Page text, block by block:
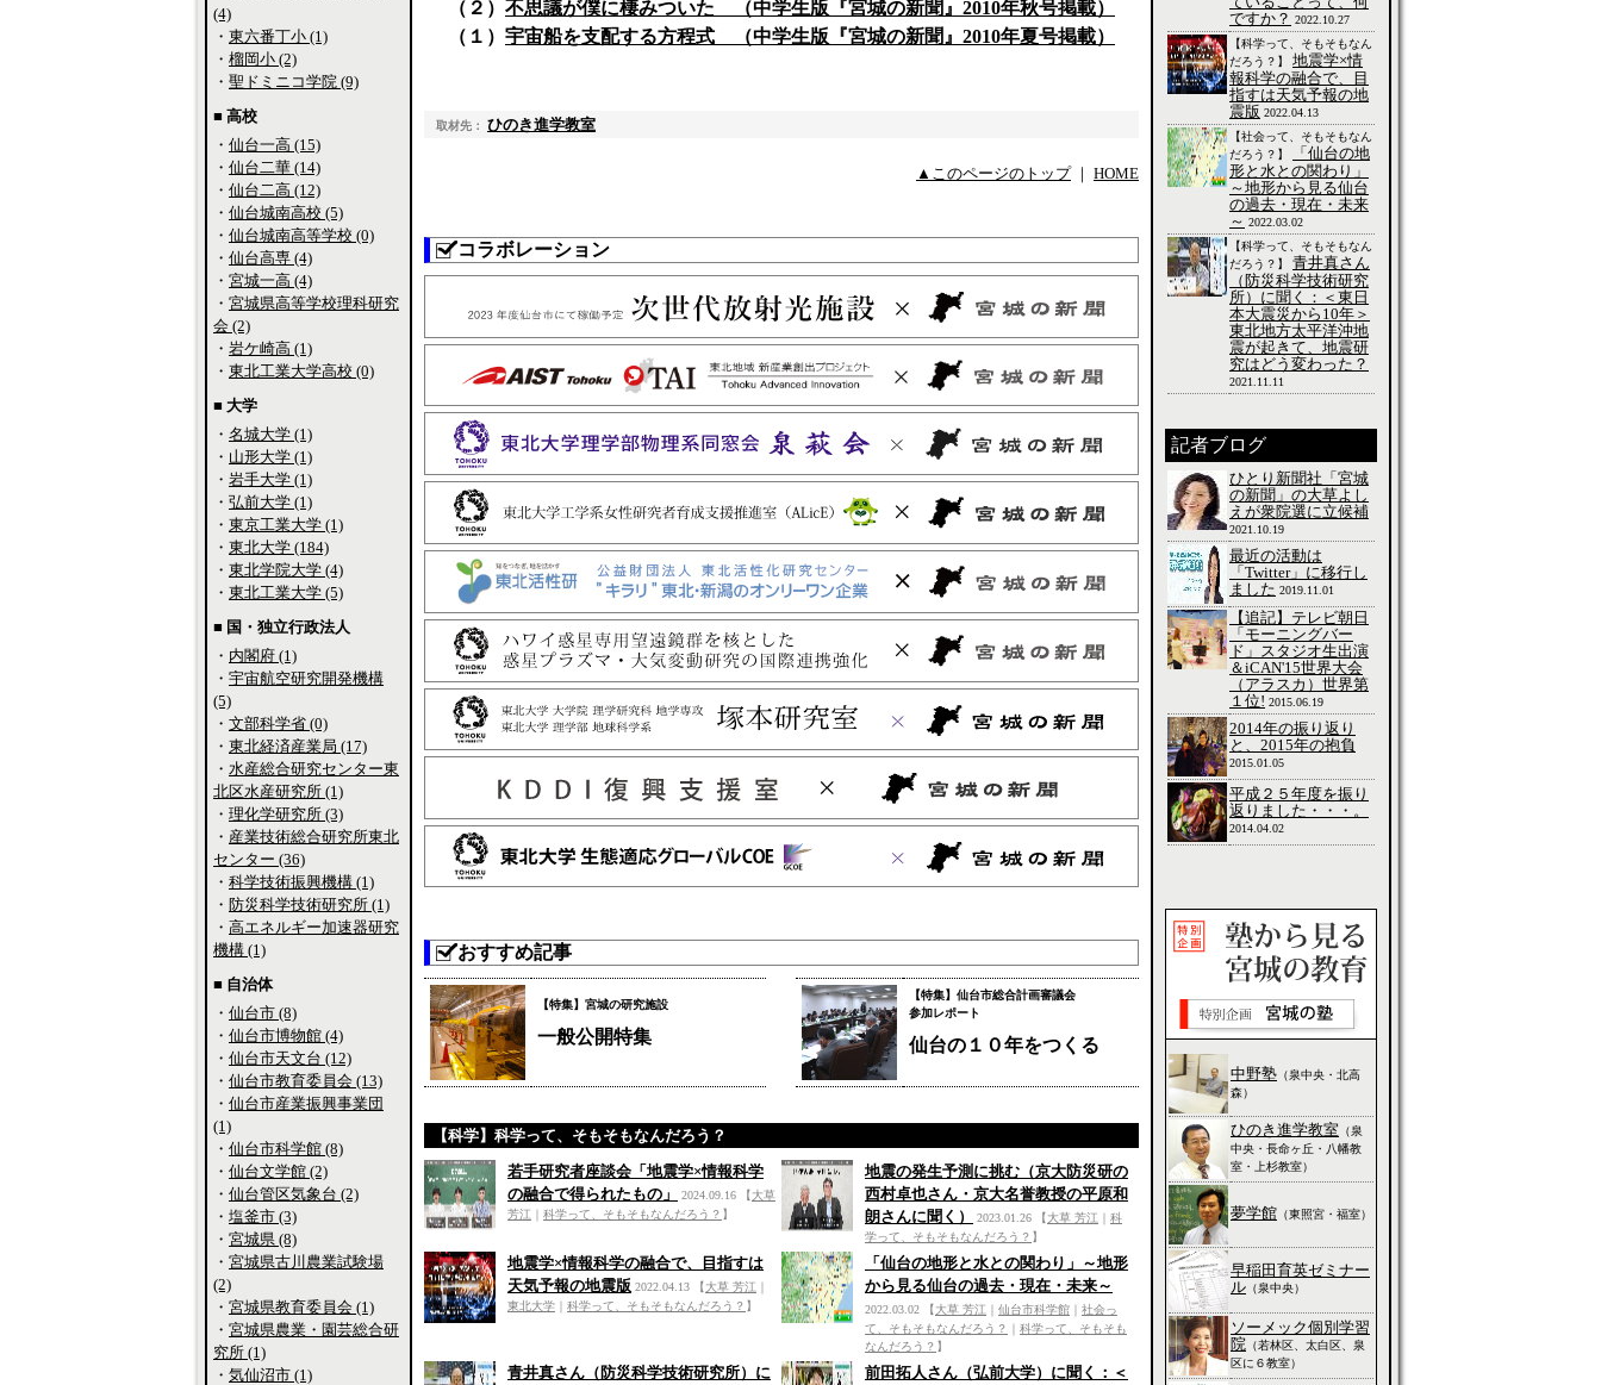
（２） 不思議が僕に棲みついた （中学生版『宮城の新聞』2010年秋号掲載）
（１） 宇宙船を支配する方程式 （中学生版『宮城の新聞』2010年夏号掲載）
取材先： ひのき進学教室
▲このページのトップ｜ HOME
コラボレーション
おすすめ記事
【特集】宮城の研究施設
一般公開特集
【特集】仙台市総合計画審議会
参加レポート
仙台の１０年をつくる
【科学】科学って、そもそもなんだろう？
若手研究者座談会「地震学×情報科学
の融合で得られたもの」
2024.09.16 【 大草
芳江
科学って、そもそもなんだろう？ 】
地震の発生予測に挑む（京大防災研の
西村卓也さん・京大名誉教授の平原和
朗さんに聞く）
2023.01.26 【 大草 芳江
科
学って、そもそもなんだろう？ 】
地震学×情報科学の融合で、目指すは
天気予報の地震版 2022.04.13 【 大草 芳江
東北大学
科学って、そもそもなんだろう？ 】
「仙台の地形と水との関わり」～地形
から見る仙台の過去・現在・未来～
2022.03.02 【 大草 芳江 仙台市科学館
社会っ
て、そもそもなんだろう？
科学って、そもそも
なんだろう？ 】
青井真さん（防災科学技術研究所）に
前田拓人さん（弘前大学）に聞く：＜
(4)
・ 東六番丁小 (1)
・ 榴岡小 (2)
・ 聖ドミニコ学院 (9)
■ 高校
・ 仙台一高 (15)
・ 仙台二華 (14)
・ 仙台二高 (12)
・ 仙台城南高校 (5)
・ 仙台城南高等学校 (0)
・ 仙台高専 (4)
・ 宮城一高 (4)
・ 宮城県高等学校理科研究
会 (2)
・ 岩ケ崎高 (1)
・ 東北工業大学高校 (0)
■ 大学
・ 名城大学 (1)
・ 山形大学 (1)
・ 岩手大学 (1)
・ 弘前大学 (1)
・ 東京工業大学 (1)
・ 東北大学 (184)
・ 東北学院大学 (4)
・ 東北工業大学 (5)
■ 国・独立行政法人
・ 内閣府 (1)
・ 宇宙航空研究開発機構
(5)
・ 文部科学省 (0)
・ 東北経済産業局 (17)
・ 水産総合研究センター東
北区水産研究所 (1)
・ 理化学研究所 (3)
・ 産業技術総合研究所東北
センター (36)
・ 科学技術振興機構 (1)
・ 防災科学技術研究所 (1)
・ 高エネルギー加速器研究
機構 (1)
■ 自治体
・ 仙台市 (8)
・ 仙台市博物館 (4)
・ 仙台市天文台 (12)
・ 仙台市教育委員会 (13)
・ 仙台市産業振興事業団
(1)
・ 仙台市科学館 (8)
・ 仙台文学館 (2)
・ 仙台管区気象台 (2)
・ 塩釜市 (3)
・ 宮城県 (8)
・ 宮城県古川農業試験場
(2)
・ 宮城県教育委員会 (1)
・ 宮城県農業・園芸総合研
究所 (1)
・ 気仙沼市 (1)
ですか？ 2022.10.27
【科学って、そもそもなん
だろう？】 地震学×情
報科学の融合で、目
指すは天気予報の地
震版 2022.04.13
【社会って、そもそもなん
だろう？】
「仙台の地
形と水との関わり」
～地形から見る仙台
の過去・現在・未来
～ 2022.03.02
【科学って、そもそもなん
だろう？】 青井真さん
（防災科学技術研究
所）に聞く：＜東日
本大震災から10年＞
東北地方太平洋沖地
震が起きて、地震研
究はどう変わった？
2021.11.11
記者ブログ
ひとり新聞社「宮城
の新聞」の大草よし
えが衆院選に立候補
2021.10.19
最近の活動は
「Twitter」に移行し
ました 2019.11.01
【追記】テレビ朝日
「モーニングバー
ド」スタジオ生出演
＆iCAN'15世界大会
（アラスカ）世界第
１位! 2015.06.19
2014年の振り返り
と、2015年の抱負
2015.01.05
平成２５年度を振り
返りました・・・。
2014.04.02
中野塾 （泉中央・北高
森）
ひのき進学教室 （泉
中央・長命ヶ丘・八幡教
室・上杉教室）
夢学館 （東照宮・福室）
早稲田育英ゼミナー
ル （泉中央）
ソーメック個別学習
院 （若林区、太白区、泉
区に６教室）